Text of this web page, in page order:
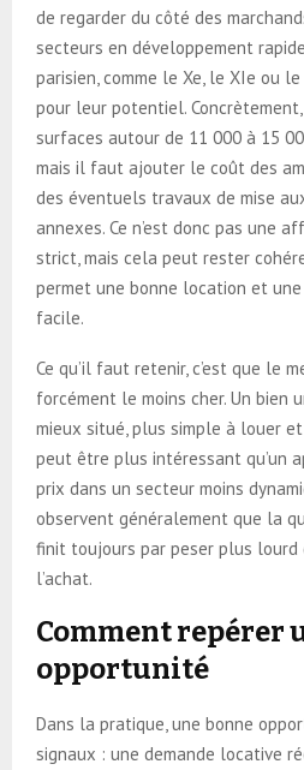
de regarder du côté des
secteurs en développement
parisien, comme le Xe, le XIe ou
pour leur potentiel.
surfaces autour de 11 000 à 15
mais il faut ajouter le coût des
des éventuels travaux de mise
annexes. Ce n’est donc pas une
strict, mais cela peut rester
permet une bonne location et
facile.
Ce qu’il faut retenir, c’est que le
forcément le moins cher. Un bien
mieux situé, plus simple à louer
peut être plus intéressant qu’un
prix dans un secteur moins
observent généralement que la
finit toujours par peser plus lourd
l’achat.
Comment repérer
opportunité
Dans la pratique, une bonne
signaux : une demande locative